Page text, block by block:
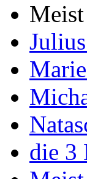
die 3